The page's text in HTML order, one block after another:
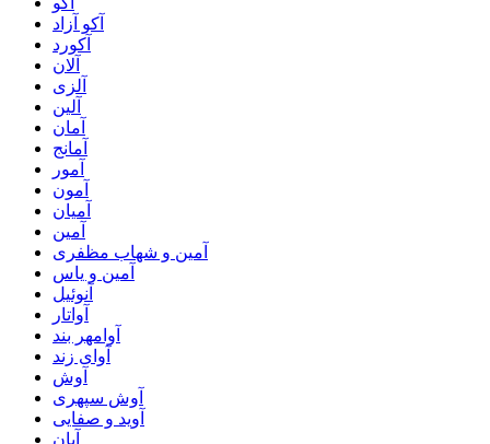
آکو آزاد
آکورد
آلان
آلزی
آلین
آمان
آمانج
آمور
آمون
آمیان
آمین
آمین و شهاب مظفری
آمین و یاس
آنوئیل
آواتار
آوامهر بند
آوای زند
آوش
آوش سپهری
آوید و صفایی
آیان